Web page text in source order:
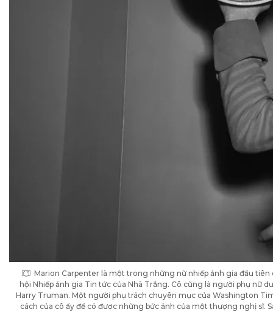
Marion Carpenter là một trong những nữ nhiếp ảnh gia đầu
hội Nhiếp ảnh gia Tin tức của Nhà Trắng. Cô cũng là người phụ nữ
Harry Truman. Một người phụ trách chuyên mục của Washington
cách của cô ấy để có được những bức ảnh của một thượng nghị sĩ.